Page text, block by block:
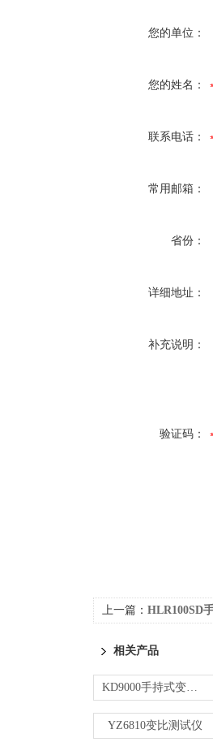
您的单位：
您的姓名：
联系电话：
常用邮箱：
省份：
详细地址：
补充说明：
验证码：
上一篇： HLR100SD
相关产品
KD9000手持式变压器变比测试仪
YZ6810变比测试仪